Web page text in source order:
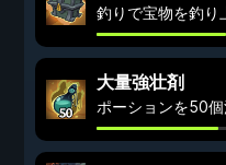
釣りで宝物を釣り
大量強壮剤
ポーションを50